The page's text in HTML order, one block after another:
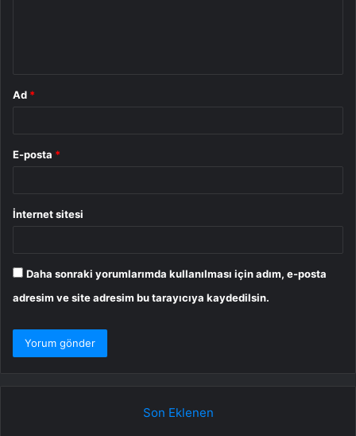
Ad *
E-posta *
İnternet sitesi
Daha sonraki yorumlarımda kullanılması için adım, e-posta
adresim ve site adresim bu tarayıcıya kaydedilsin.
Son Eklenen